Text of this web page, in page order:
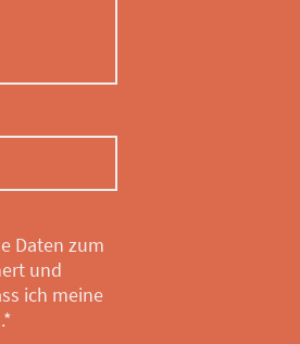
Daten zum
und
ich meine
*